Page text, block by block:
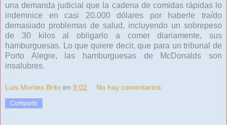
una demanda judicial que la cadena de comidas rápidas lo
indemnice en casi 20.000 dólares por haberle traído
demasiado problemas de salud, incluyendo un sobrepeso
de 30 kilos al obligarlo a comer diariamente, sus
hamburguesas. Lo que quiere decir, que para un tribunal de
Porto Alegre, las hamburguesas de McDonalds son
insalubres.
Luis Montes Brito en 9:02 No hay comentarios:
Compartir